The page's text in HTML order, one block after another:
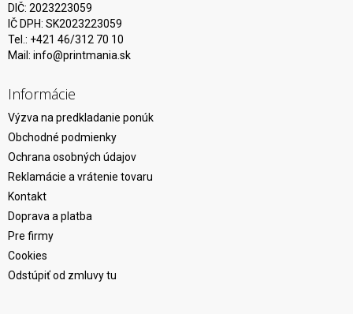
DIČ: 2023223059
IČ DPH: SK2023223059
Tel.: +421 46/312 70 10
Mail: info@printmania.sk
Informácie
Výzva na predkladanie ponúk
Obchodné podmienky
Ochrana osobných údajov
Reklamácie a vrátenie tovaru
Kontakt
Doprava a platba
Pre firmy
Cookies
Odstúpiť od zmluvy tu